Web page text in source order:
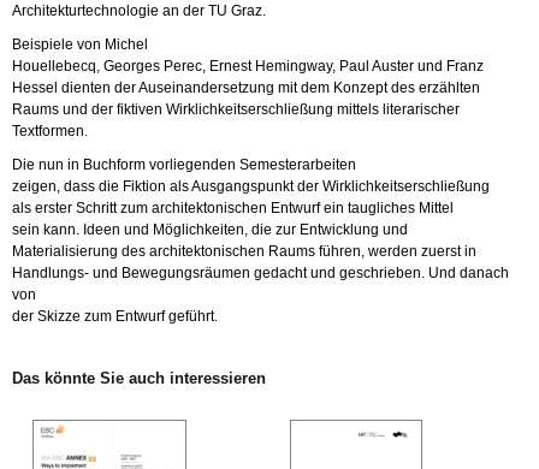
Ar­chi­tek­tur­tech­no­lo­gie an der TU Graz.
Bei­spie­le von Mi­chel
Hou­el­l­e­becq, Ge­or­ges Perec, Er­nest He­ming­way, Paul Aus­ter und Franz
Hes­sel dien­ten der Aus­ein­an­der­set­zung mit dem Kon­zept des er­zähl­ten
Raums und der fik­ti­ven Wirk­lich­keits­er­schlie­ßung mit­tels li­te­ra­ri­scher
Text­for­men.
Die nun in Buch­form vor­lie­gen­den Se­mes­ter­ar­bei­ten
zei­gen, dass die Fik­ti­on als Aus­gangs­punkt der Wirk­lich­keits­er­schlie­ßung
als ers­ter Schritt zum ar­chi­tek­to­ni­schen Ent­wurf ein taug­li­ches Mit­tel
sein kann. Ideen und Mög­lich­kei­ten, die zur Ent­wick­lung und
Ma­te­ria­li­sie­rung des ar­chi­tek­to­ni­schen Raums füh­ren, wer­den zu­erst in
Hand­lungs- und Be­we­gungs­räu­men ge­dacht und ge­schrie­ben. Und da­nach
von
der Skiz­ze zum Ent­wurf ge­führt.
Das könn­te Sie auch in­ter­es­sie­ren